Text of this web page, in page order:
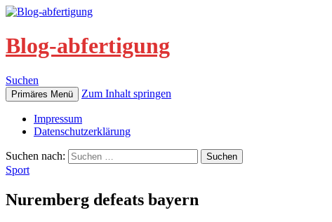
Blog-abfertigung
Suchen
Primäres Menü Zum Inhalt springen
Impressum
Datenschutzerklärung
Suchen nach:
Sport
Nuremberg defeats bayern